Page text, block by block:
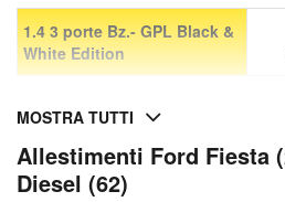
1.4 3 porte Bz.- GPL Black &
White Edition
MOSTRA TUTTI
Allestimenti Ford Fiesta
Diesel (62)